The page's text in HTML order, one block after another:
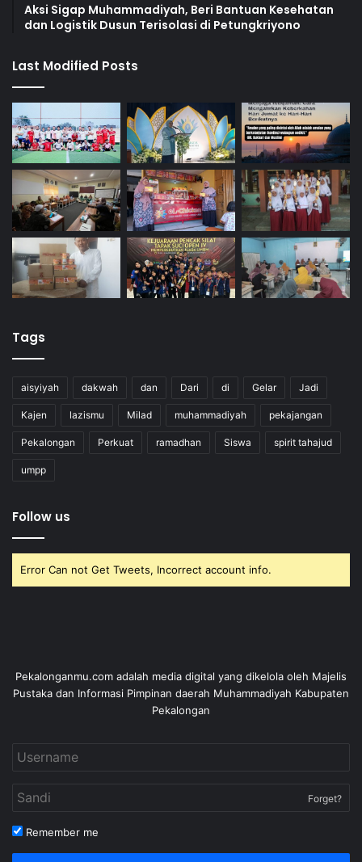
Aksi Sigap Muhammadiyah, Beri Bantuan Kesehatan
dan Logistik Dusun Terisolasi di Petungkriyono
Last Modified Posts
Tags
aisyiyah dakwah dan Dari di Gelar Jadi
Kajen lazismu Milad muhammadiyah pekajangan
Pekalongan Perkuat ramadhan Siswa spirit tahajud
umpp
Follow us
Error Can not Get Tweets, Incorrect account info.
Pekalonganmu.com adalah media digital yang dikelola oleh Majelis
Pustaka dan Informasi Pimpinan daerah Muhammadiyah Kabupaten
Pekalongan
Forget?
Remember me